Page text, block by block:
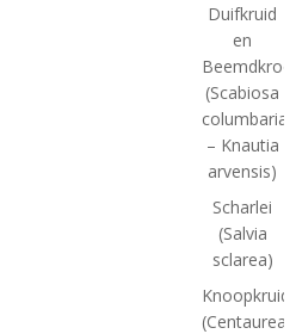
Duifkruid
en
(Scabiosa
columbaria
– Knautia
arvensis)
Scharlei
(Salvia
sclarea)
Knoopkruid
(Centaurea